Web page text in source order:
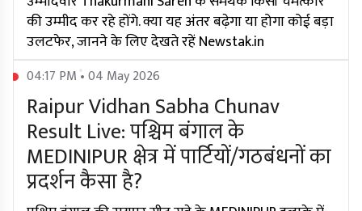
की उम्मीद कर रहे होंगे. क्या यह अंतर बढ़ेगा या होगा कोई बड़ा
उलटफेर, जानने के लिए देखते रहें Newstak.in
04:17 PM • 04 May 2026
Raipur Vidhan Sabha Chunav
Result Live: पश्चिम बंगाल के
MEDINIPUR क्षेत्र में पार्टियों/गठबंधनों का
प्रदर्शन कैसा है?